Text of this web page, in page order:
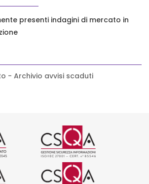
presenti indagini di mercato in
- Archivio avvisi scaduti
ISO 9001
Logo
ISO 37001
Logo